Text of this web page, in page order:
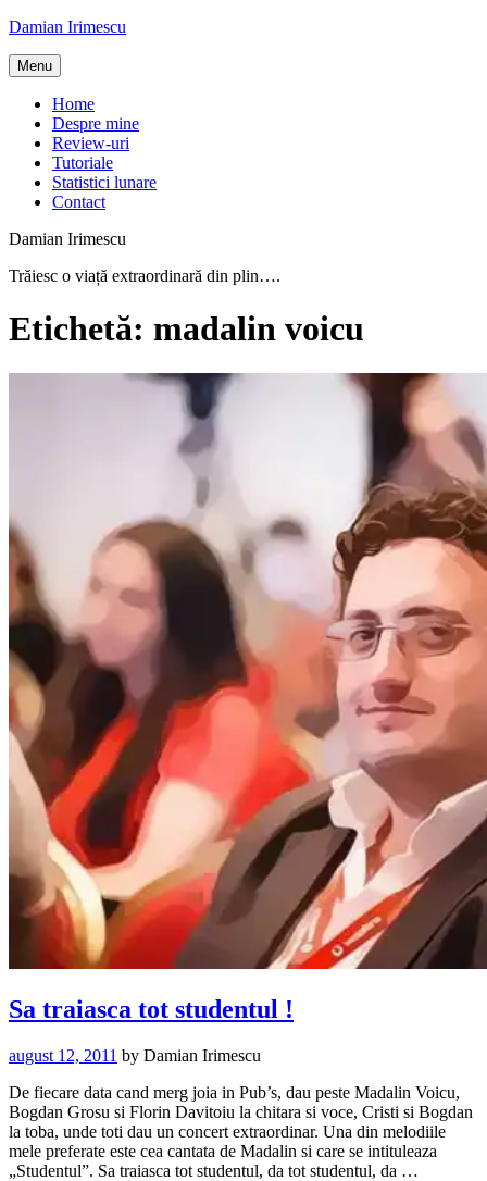
Skip
content
Damian Irimescu
Menu
Home
Despre mine
Review-uri
Tutoriale
Statistici lunare
Contact
Damian Irimescu
Trăiesc o viață extraordinară din plin….
Etichetă: madalin voicu
Sa traiasca tot studentul !
august 12, 2011 by Damian Irimescu
De fiecare data cand merg joia in Pub’s, dau peste Madalin Voicu,
Bogdan Grosu si Florin Davitoiu la chitara si voce, Cristi si Bogdan
la toba, unde toti dau un concert extraordinar. Una din melodiile
mele preferate este cea cantata de Madalin si care se intituleaza
„Studentul”. Sa traiasca tot studentul, da tot studentul, da …